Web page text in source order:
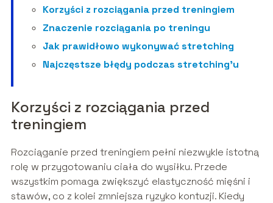
Korzyści z rozciągania przed treningiem
Znaczenie rozciągania po treningu
Jak prawidłowo wykonywać stretching
Najczęstsze błędy podczas stretching’u
Korzyści z rozciągania przed
treningiem
Rozciąganie przed treningiem pełni niezwykle istotną
rolę w przygotowaniu ciała do wysiłku. Przede
wszystkim pomaga zwiększyć elastyczność mięśni i
stawów, co z kolei zmniejsza ryzyko kontuzji. Kiedy